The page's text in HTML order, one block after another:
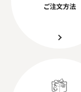
ご注文方法